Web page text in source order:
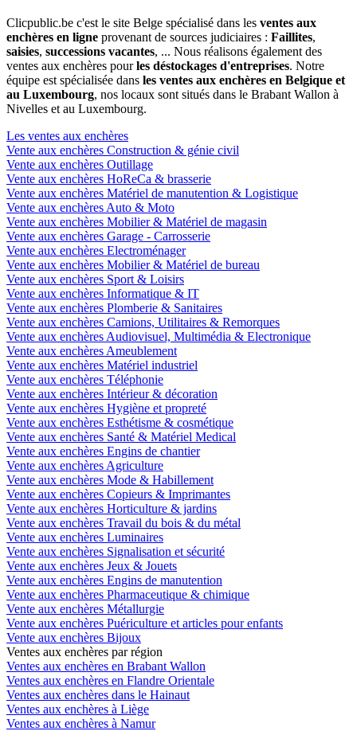
Clicpublic.be c'est le site Belge spécialisé dans les ventes aux
enchères en ligne provenant de sources judiciaires : Faillites,
saisies, successions vacantes, ... Nous réalisons également des
ventes aux enchères pourles déstockages d'entreprises. Notre
équipe est spécialisée dans les ventes aux enchères en Belgique et
au Luxembourg, nos locaux sont situés dans le Brabant Wallon à
Nivelles et au Luxembourg.
Les ventes aux enchères
Vente aux enchères Construction & génie civil
Vente aux enchères Outillage
Vente aux enchères HoReCa & brasserie
Vente aux enchères Matériel de manutention & Logistique
Vente aux enchères Auto & Moto
Vente aux enchères Mobilier & Matériel de magasin
Vente aux enchères Garage - Carrosserie
Vente aux enchères Electroménager
Vente aux enchères Mobilier & Matériel de bureau
Vente aux enchères Sport & Loisirs
Vente aux enchères Informatique & IT
Vente aux enchères Plomberie & Sanitaires
Vente aux enchères Camions, Utilitaires & Remorques
Vente aux enchères Audiovisuel, Multimédia & Electronique
Vente aux enchères Ameublement
Vente aux enchères Matériel industriel
Vente aux enchères Téléphonie
Vente aux enchères Intérieur & décoration
Vente aux enchères Hygiène et propreté
Vente aux enchères Esthétisme & cosmétique
Vente aux enchères Santé & Matériel Medical
Vente aux enchères Engins de chantier
Vente aux enchères Agriculture
Vente aux enchères Mode & Habillement
Vente aux enchères Copieurs & Imprimantes
Vente aux enchères Horticulture & jardins
Vente aux enchères Travail du bois & du métal
Vente aux enchères Luminaires
Vente aux enchères Signalisation et sécurité
Vente aux enchères Jeux & Jouets
Vente aux enchères Engins de manutention
Vente aux enchères Pharmaceutique & chimique
Vente aux enchères Métallurgie
Vente aux enchères Puériculture et articles pour enfants
Vente aux enchères Bijoux
Ventes aux enchères par région
Ventes aux enchères en Brabant Wallon
Ventes aux enchères en Flandre Orientale
Ventes aux enchères dans le Hainaut
Ventes aux enchères à Liège
Ventes aux enchères à Namur